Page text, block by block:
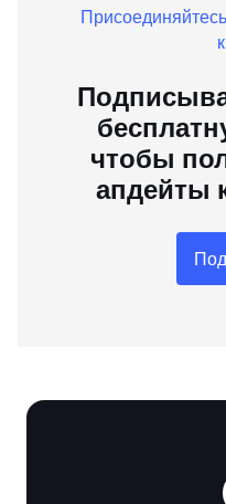
чтобы
апдейты